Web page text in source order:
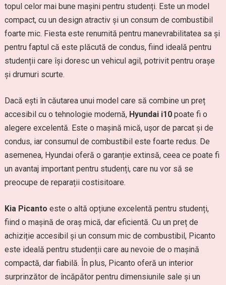
topul celor mai bune mașini pentru studenți. Este un model
compact, cu un design atractiv și un consum de combustibil
foarte mic. Fiesta este renumită pentru manevrabilitatea sa și
pentru faptul că este plăcută de condus, fiind ideală pentru
studenții care își doresc un vehicul agil, potrivit pentru orașe
și drumuri scurte.
Dacă ești în căutarea unui model care să combine un preț
accesibil cu o tehnologie modernă, Hyundai i10poate fi o
alegere excelentă. Este o mașină mică, ușor de parcat și de
condus, iar consumul de combustibil este foarte redus. De
asemenea, Hyundai oferă o garanție extinsă, ceea ce poate fi
un avantaj important pentru studenți, care nu vor să se
preocupe de reparații costisitoare.
Kia Picanto este o altă opțiune excelentă pentru studenți,
fiind o mașină de oraș mică, dar eficientă. Cu un preț de
achiziție accesibil și un consum mic de combustibil, Picanto
este ideală pentru studenții care au nevoie de o mașină
compactă, dar fiabilă. În plus, Picanto oferă un interior
surprinzător de încăpător pentru dimensiunile sale și un